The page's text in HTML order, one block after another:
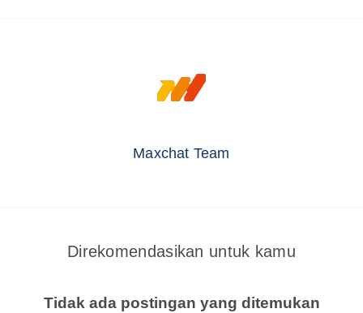
Maxchat Team
Direkomendasikan untuk kamu
Tidak ada postingan yang ditemukan